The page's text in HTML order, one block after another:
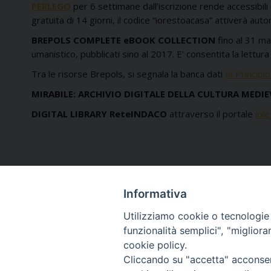
PERLEGO per 6 settimane dall’iscrizione rende
gratuita di 14 giorni, il codice “iorestoacasa” attiverà
BREPOLS COMPLETE eBOOK COLLECTION fino al 31
umanistico, pubblicati sino al 2017. E’ consentita la
Tra le risorse Brepols, si segnala la banca dati In Principio
MIRABILE: ARCHIVIO DIGITALE DELLA CULTURA
DIGITAL LIBRARY ReteINDACO attraverso il portale
Informativa
Utilizziamo cookie o
funzionalità semplici",
cookie policy.
Cliccando su "accetta"